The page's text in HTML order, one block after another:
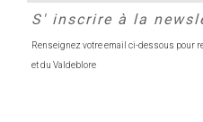
S' inscrire à la
Renseignez votre email ci-dessous pour
et du Valdeblore